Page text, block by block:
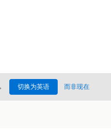
。 切换为英语 而非现在